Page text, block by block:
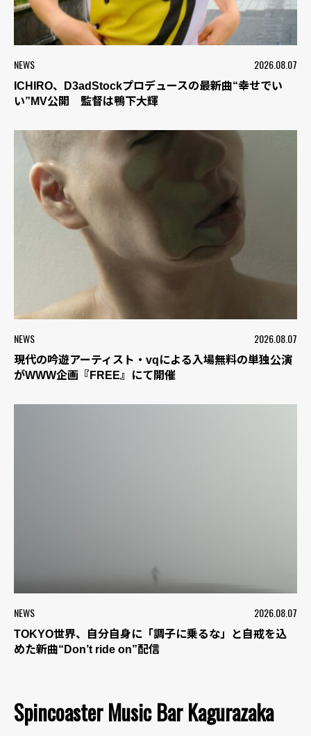
NEWS 2026.08.07
ICHIRO、D3adStockプロデュースの最新曲“幸せでい
い”MV公開 監督は鴨下大輝
NEWS 2026.08.07
現代の吟遊アーティスト・vqによる入場無料の単独公演
がWWW企画『FREE』にて開催
NEWS 2026.08.07
TOKYO世界、自分自身に「調子に乗るな」と自戒を込
めた新曲“Don’t ride on”配信
Spincoaster Music Bar Kagurazaka